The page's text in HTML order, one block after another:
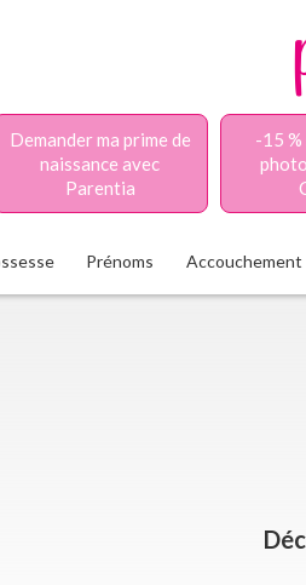
Demander ma prime de
naissance avec
Parentia
-15
Prénoms Accouchement